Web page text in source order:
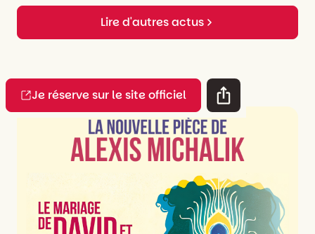
Lire d'autres actus
Je réserve sur le site officiel